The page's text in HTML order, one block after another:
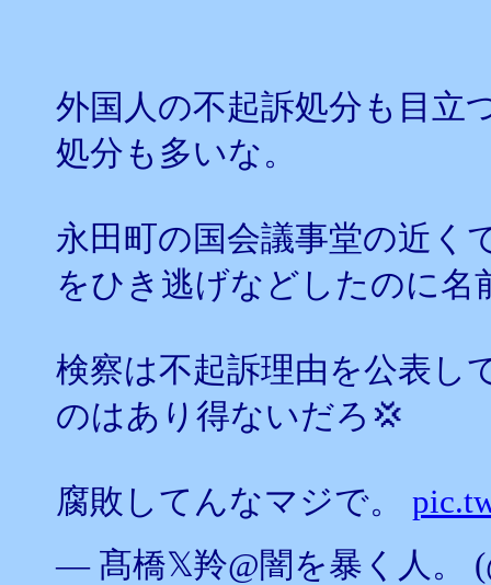
外国人の不起訴処分も目立
処分も多いな。
永田町の国会議事堂の近く
をひき逃げなどしたのに名
検察は不起訴理由を公表し
のはあり得ないだろ💢
腐敗してんなマジで。
— 髙橋𝕏羚@闇を暴く人。